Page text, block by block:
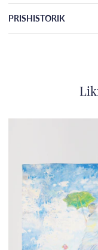
PRISHISTORIK